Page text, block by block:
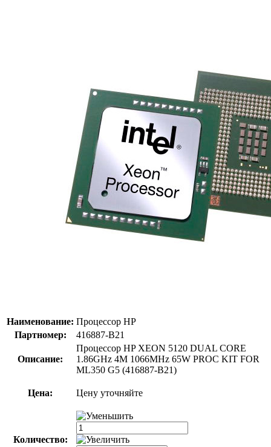
Наименование: Процессор HP
Партномер:
416887-B21
Описание:
Процессор HP XEON 5120 DUAL CORE
1.86GHz 4M 1066MHz 65W PROC KIT FOR
ML350 G5 (416887-B21)
Цена: Цену уточняйте
Количество: